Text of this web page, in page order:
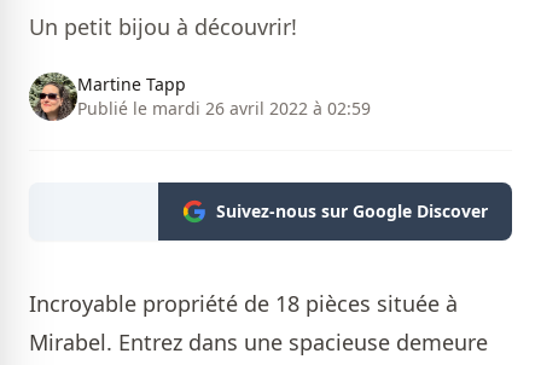
Un petit bijou à découvrir!
Martine Tapp
Publié le mardi 26 avril 2022 à 02:59
Suivez-nous sur Google Discover
Incroyable propriété de 18 pièces située à
Mirabel. Entrez dans une spacieuse demeure